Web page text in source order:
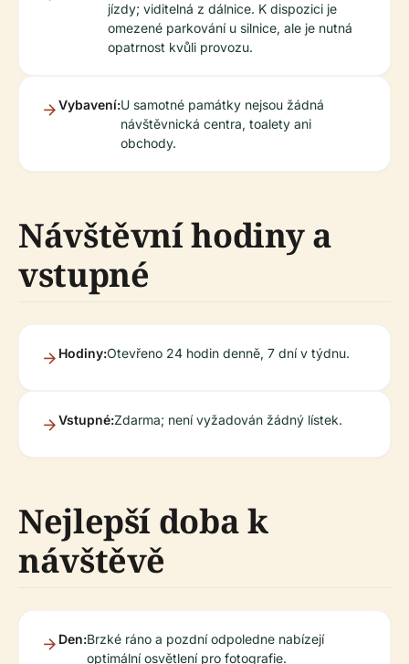
jízdy; viditelná z dálnice. K dispozici je
omezené parkování u silnice, ale je nutná
opatrnost kvůli provozu.
Vybavení:U samotné památky nejsou žádná
návštěvnická centra, toalety ani
obchody.
Návštěvní hodiny a
vstupné
Hodiny:Otevřeno 24 hodin denně, 7 dní v týdnu.
Vstupné:Zdarma; není vyžadován žádný lístek.
Nejlepší doba k
návštěvě
Den:Brzké ráno a pozdní odpoledne nabízejí
optimální osvětlení pro fotografie.